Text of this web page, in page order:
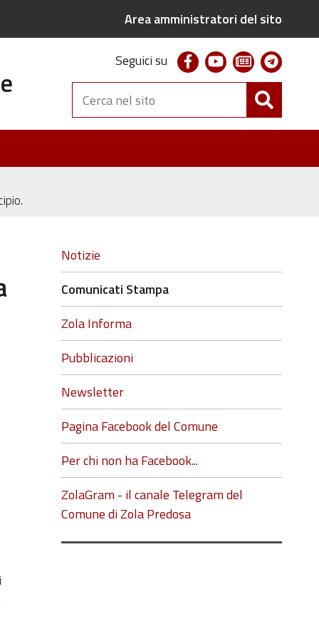
Area amministratori del sito
Seguici su facebookyoutubenewsletter
Cerca
nel
sito
Navigazione
Notizie
Comunicati Stampa
Zola Informa
Pubblicazioni
Newsletter
Pagina Facebook del Comune
Per chi non ha Facebook...
ZolaGram - il canale Telegram del
Comune di Zola Predosa